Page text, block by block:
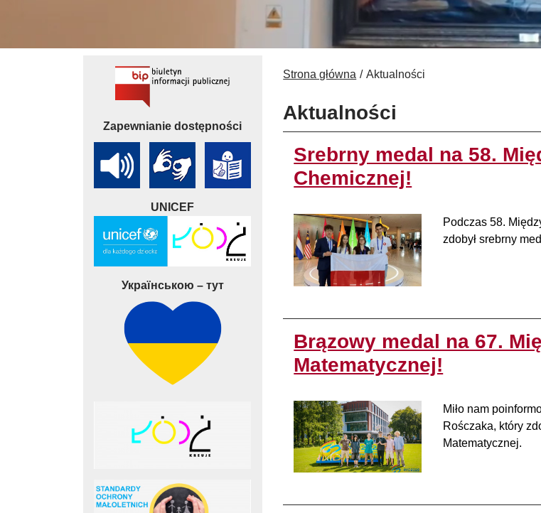
Strona główna Aktualności
Aktualności
Srebrny medal na 58.
Chemicznej!
Podczas 58.
zdobył srebrny
Brązowy medal na 67.
Matematycznej!
Miło nam
Rośczaka, który
Matematycznej.
Zapewnianie dostępności
UNICEF
Українською – тут